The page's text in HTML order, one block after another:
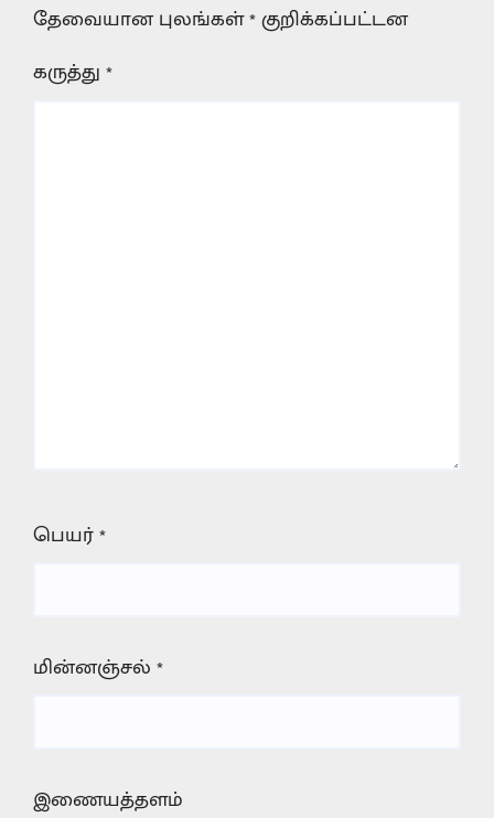
தேவையான புலங்கள்*குறிக்கப்பட்டன
கருத்து*
பெயர்*
மின்னஞ்சல்*
இணையத்தளம்